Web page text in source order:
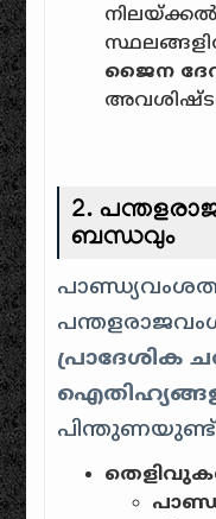
ജൈന
2.
ബന്ധവും
പ്രാദേശിക